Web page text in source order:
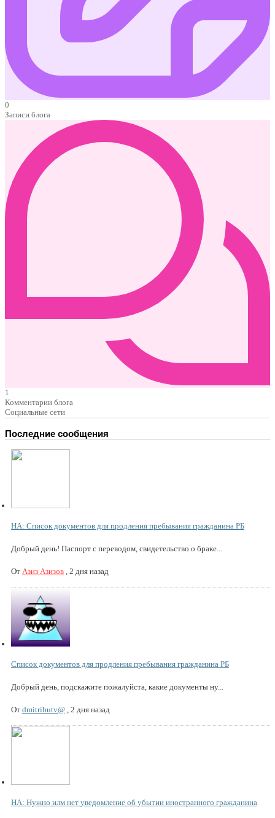
0
Записи блога
1
Комментарии блога
Социальные сети
Последние сообщения
НА: Список документов для продления пребывания гражданина РБ
Добрый день! Паспорт с переводом, свидетельство о браке...
От Азиз Азизов 2 дня назад
Список документов для продления пребывания гражданина РБ
Добрый день, подскажите пожалуйста, какие документы ну...
От dmitributv@ 2 дня назад
НА: Нужно илм нет уведомление об убытии иностранного гражданина